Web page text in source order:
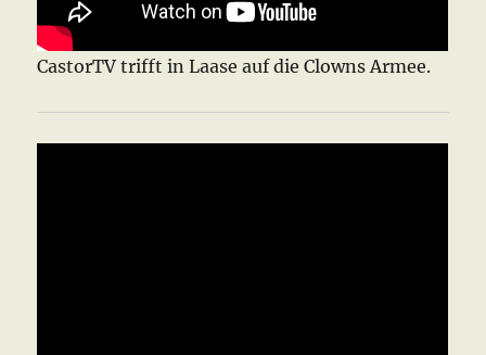
CastorTV trifft in Laase auf die Clowns Armee.